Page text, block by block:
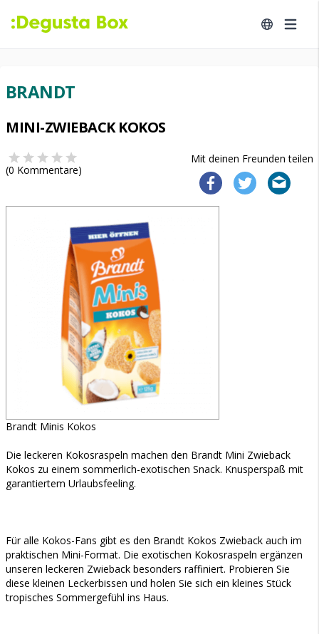
BRANDT
MINI-ZWIEBACK KOKOS
Mit deinen Freunden teilen
(0 Kommentare)
Brandt Minis Kokos
Die leckeren Kokosraspeln machen den Brandt Mini Zwieback
Kokos zu einem sommerlich-exotischen Snack. Knusperspaß mit
garantiertem Urlaubsfeeling.
Für alle Kokos-Fans gibt es den Brandt Kokos Zwieback auch im
praktischen Mini-Format. Die exotischen Kokosraspeln ergänzen
unseren leckeren Zwieback besonders raffiniert. Probieren Sie
diese kleinen Leckerbissen und holen Sie sich ein kleines Stück
tropisches Sommergefühl ins Haus.